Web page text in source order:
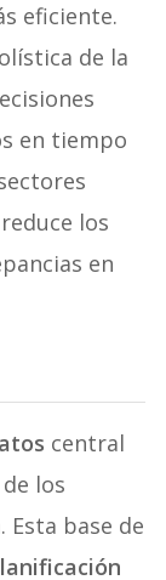
eficiente.
de la
en tiempo
los
en
central
los
base de